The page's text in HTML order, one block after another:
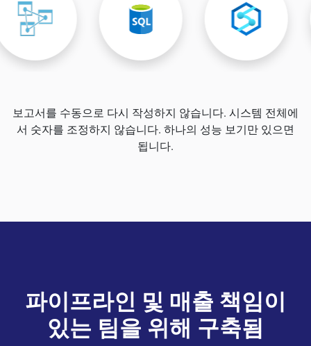
보고서를 수동으로 다시 작성하지 않습니다. 시스템 전체에
서 숫자를 조정하지 않습니다. 하나의 성능 보기만 있으면
됩니다.
파이프라인 및 매출 책임이
있는 팀을 위해 구축됨